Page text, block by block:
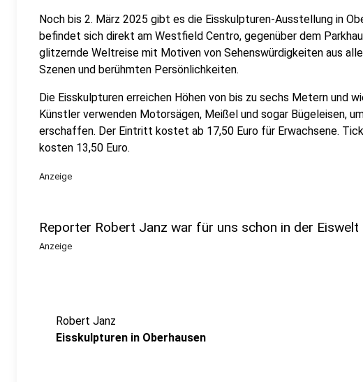
Noch bis 2. März 2025 gibt es die Eisskulpturen-Ausstellung in
befindet sich direkt am Westfield Centro, gegenüber dem
glitzernde Weltreise mit Motiven von Sehenswürdigkeiten aus
Szenen und berühmten Persönlichkeiten.
Die Eisskulpturen erreichen Höhen von bis zu sechs Metern und
Künstler verwenden Motorsägen, Meißel und sogar Bügeleisen,
erschaffen. Der Eintritt kostet ab 17,50 Euro für Erwachsene.
kosten 13,50 Euro.
Anzeige
Reporter Robert Janz war für uns schon in der Eiswelt
Anzeige
Robert Janz
Eisskulpturen in Oberhausen